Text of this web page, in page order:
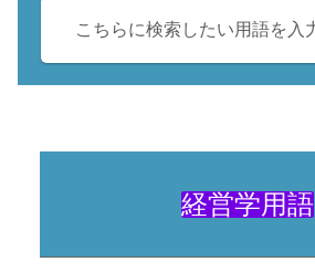
経営学用語